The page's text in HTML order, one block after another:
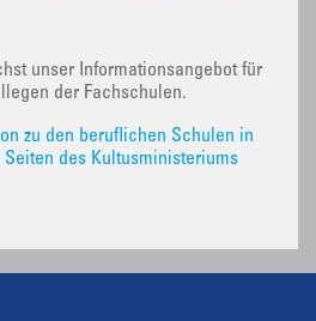
unser Informationsangebot für
der Fachschulen.
zu den beruflichen Schulen in
Seiten des Kultusministeriums